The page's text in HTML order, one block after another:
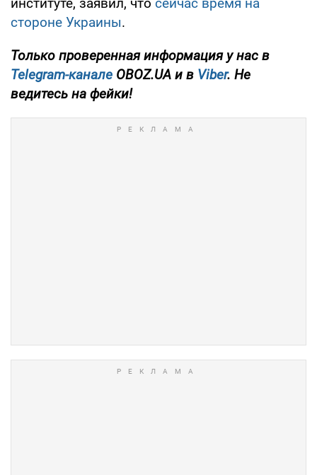
стороне Украины.
Только проверенная информация у нас в
Telegram-канале OBOZ.UA и в Viber. Не
ведитесь на фейки!